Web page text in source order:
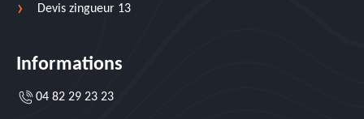
Devis zingueur 13
Informations
04 82 29 23 23